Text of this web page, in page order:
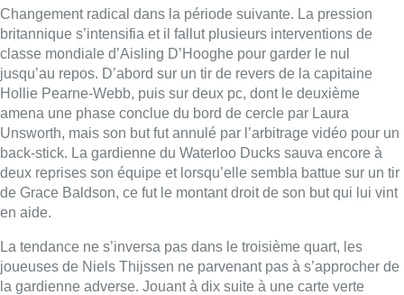
Changement radical dans la période suivante. La pression
britannique s’intensifia et il fallut plusieurs interventions de
classe mondiale d’Aisling D’Hooghe pour garder le nul
jusqu’au repos. D’abord sur un tir de revers de la capitaine
Hollie Pearne-Webb, puis sur deux pc, dont le deuxième
amena une phase conclue du bord de cercle par Laura
Unsworth, mais son but fut annulé par l’arbitrage vidéo pour un
back-stick. La gardienne du Waterloo Ducks sauva encore à
deux reprises son équipe et lorsqu’elle sembla battue sur un tir
de Grace Baldson, ce fut le montant droit de son but qui lui vint
en aide.
La tendance ne s’inversa pas dans le troisième quart, les
joueuses de Niels Thijssen ne parvenant pas à s’approcher de
la gardienne adverse. Jouant à dix suite à une carte verte